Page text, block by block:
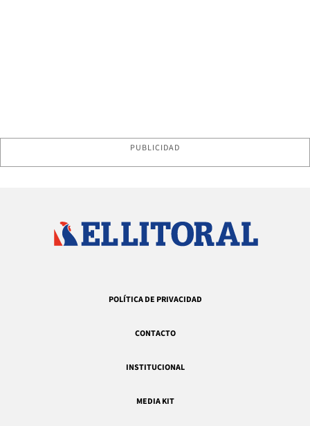
PUBLICIDAD
POLÍTICA DE PRIVACIDAD
CONTACTO
INSTITUCIONAL
MEDIA KIT